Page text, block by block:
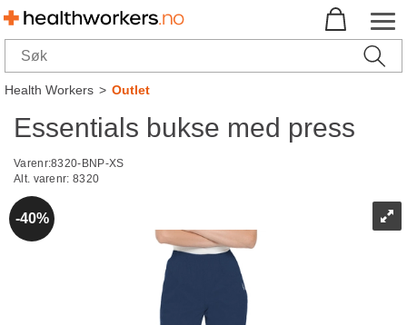
Health Workers>Outlet
Essentials bukse med press
Varenr:8320-BNP-XS
Alt. varenr: 8320
40%